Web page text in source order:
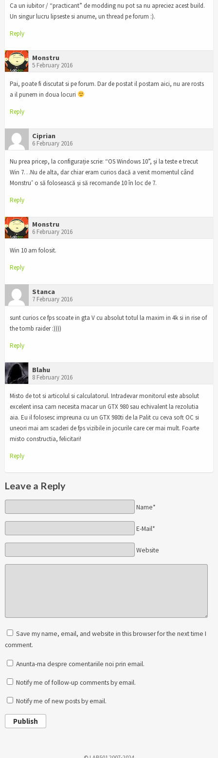
Ca un iubitor / “practicant” de modding nu pot sa nu apreciez acest build.
Un singur lucru lipseste si anume, un thread pe forum :).
Reply
Monstru
5 February 2016
Pai, poate fi discutat si pe forum. Dar de postat il postam aici, nu are rosts
a il punem in doua locuri
Reply
Ciprian
6 February 2016
Nu prea pricep, la configurație scrie: “OS Windows 10”, și la teste e trecut
Win 7…Nu de alta, dar chiar eram curios dacă a venit momentul când
Monstru’ o să folosească și să recomande 10 în loc de 7.
Reply
Monstru
6 February 2016
Win 10 am folosit.
Reply
Stanca
7 February 2016
sunt curios ce fps scoate in gta V cu absolut totul la maxim in 4k si in rise of
the tomb raider :))))
Reply
Blahu
8 February 2016
Misto de tot si articolul si calculatorul. Intradevar monitorul este absolut
excelent insa cam necesita macar un GTX 980 sau echivalent la rezolutia
aia. Eu il folosesc impreuna cu un GTX 980ti de la Palit cu ceva soft OC si
uneori mai am scaderi de fps vizibile in jocurile care cer mai mult. Foarte
misto constructia, felicitari!
Reply
Leave a Reply
Name*
E-Mail*
Website
Save my name, email, and website in this browser for the next time I
comment.
Anunta-ma despre comentariile noi prin email.
Notify me of follow-up comments by email.
Notify me of new posts by email.
Publish